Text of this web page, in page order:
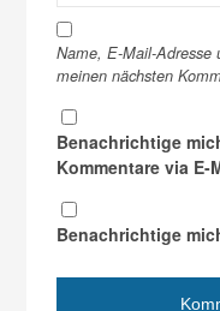
Name, E-Mail-Adresse
meinen nächsten
Benachrichtige
Kommentare via E-
Benachrichtige